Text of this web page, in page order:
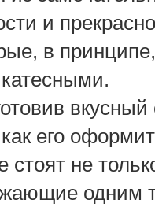
и
в
его
стоят не
одним